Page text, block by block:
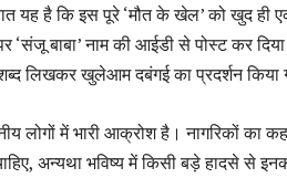
यह है कि इस पूरे ‘मौत के खेल’ को खुद
पर ‘संजू बाबा’ नाम की आईडी से पोस्ट कर
लिखकर खुलेआम दबंगई का प्रदर्शन किया
लोगों में भारी आक्रोश है। नागरिकों का
अन्यथा भविष्य में किसी बड़े हादसे से